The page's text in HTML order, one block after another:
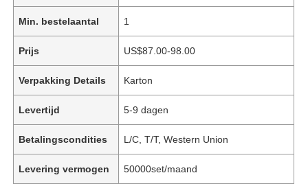
Min. bestelaantal 1
Prijs US$87.00-98.00
Verpakking Details Karton
Levertijd 5-9 dagen
Betalingscondities L/C, T/T, Western Union
Levering vermogen 50000set/maand